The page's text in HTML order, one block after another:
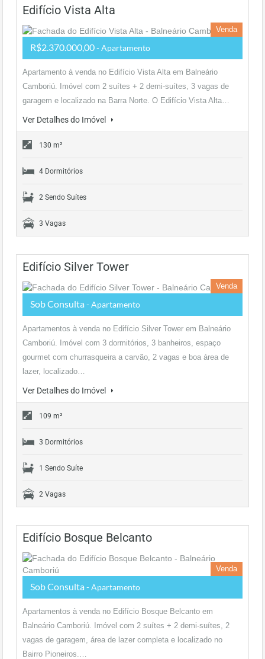
Edifício Vista Alta
Venda
R$2.370.000,00- Apartamento
Apartamento à venda no Edifício Vista Alta em Balneário
Camboriú. Imóvel com 2 suítes + 2 demi-suítes, 3 vagas de
garagem e localizado na Barra Norte. O Edifício Vista Alta…
Ver Detalhes do Imóvel
130 m²
4 Dormitórios
2 Sendo Suítes
3 Vagas
Edifício Silver Tower
Venda
Sob Consulta - Apartamento
Apartamentos à venda no Edifício Silver Tower em Balneário
Camboriú. Imóvel com 3 dormitórios, 3 banheiros, espaço
gourmet com churrasqueira a carvão, 2 vagas e boa área de
lazer, localizado…
Ver Detalhes do Imóvel
109 m²
3 Dormitórios
1 Sendo Suíte
2 Vagas
Edifício Bosque Belcanto
Venda
Sob Consulta - Apartamento
Apartamentos à venda no Edifício Bosque Belcanto em
Balneário Camboriú. Imóvel com 2 suítes + 2 demi-suítes, 2
vagas de garagem, área de lazer completa e localizado no
Bairro Pioneiros.…